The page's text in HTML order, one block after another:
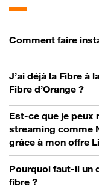
Comment faire
J’ai déjà la Fibre à
Fibre d’Orange ?
Est-ce que je peux
streaming comme
grâce à mon offre
Pourquoi faut-il un
fibre ?